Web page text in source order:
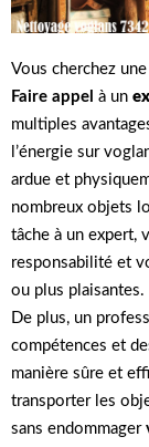
Vous cherchez
Faire appel à un
multiples
l’énergie sur
ardue et
nombreux objets
tâche à un expert,
responsabilité et
ou plus plaisantes.
De plus, un
compétences et
manière sûre et
transporter les
sans endommager